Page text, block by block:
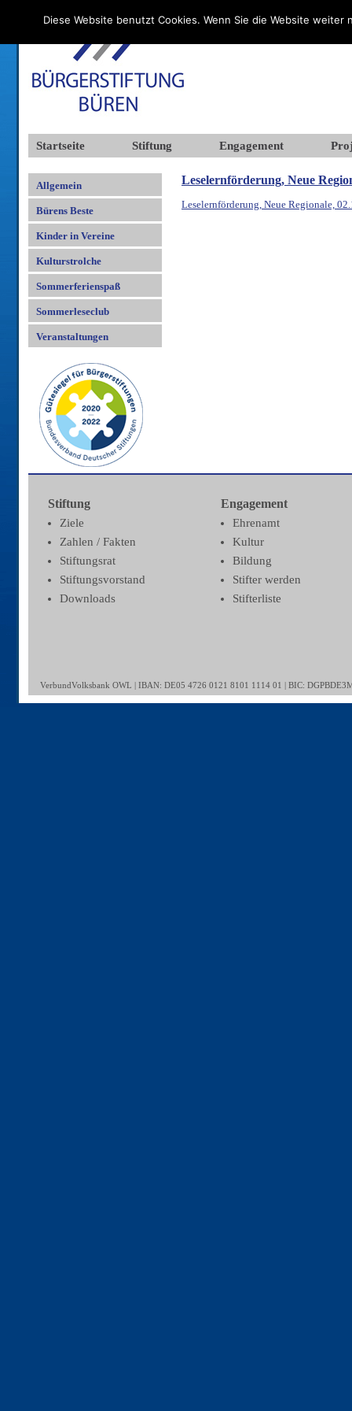
Startseite Stiftung Engagement
Allgemein
Bürens Beste
Kinder in Vereine
Kulturstrolche
Sommerferienspaß
Sommerleseclub
Veranstaltungen
Leselernförderung, Neue
Leselernförderung, Neue Regionale,
Stiftung
Ziele
Zahlen / Fakten
Stiftungsrat
Stiftungsvorstand
Downloads
Engagement
Ehrenamt
Kultur
Bildung
Stifter werden
Stifterliste
VerbundVolksbank OWL | IBAN: DE05 4726 0121 8101 1114 01 | BIC:
Diese Website benutzt Cookies. Wenn Sie die Website